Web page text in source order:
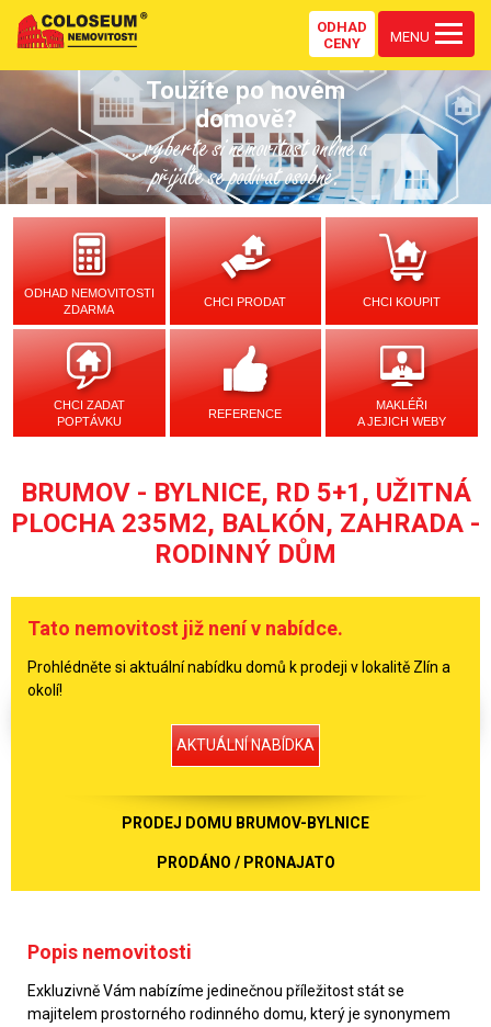
ODHAD
CENY
MENU
Toužíte po novém
domově?
...vyberte si nemovitost online a
přijďte se podívat osobně.
ODHAD NEMOVITOSTI
ZDARMA
CHCI PRODAT CHCI KOUPIT
CHCI ZADAT
POPTÁVKU
REFERENCE
MAKLÉŘI
A JEJICH WEBY
BRUMOV - BYLNICE, RD 5+1, UŽITNÁ
PLOCHA 235M2, BALKÓN, ZAHRADA -
RODINNÝ DŮM
Tato nemovitost již není v nabídce.
Prohlédněte si aktuální nabídku domů k prodeji v lokalitě Zlín a
okolí!
AKTUÁLNÍ NABÍDKA
PRODEJ DOMU BRUMOV-BYLNICE
PRODÁNO / PRONAJATO
Popis nemovitosti
Exkluzivně Vám nabízíme jedinečnou příležitost stát se
majitelem prostorného rodinného domu, který je synonymem